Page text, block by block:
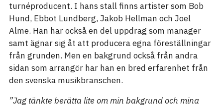
turnéproducent. I hans stall finns artister som Bob
Hund, Ebbot Lundberg, Jakob Hellman och Joel
Alme. Han har också en del uppdrag som manager
samt ägnar sig åt att producera egna föreställningar
från grunden. Men en bakgrund också från andra
sidan som arrangör har han en bred erfarenhet från
den svenska musikbranschen.
”Jag tänkte berätta lite om min bakgrund och mina